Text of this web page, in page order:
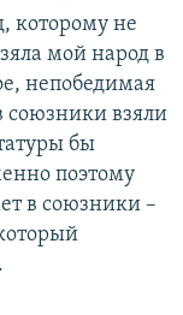
которому не
мой народ в
непобедимая
союзники взяли
бы
поэтому
в союзники –